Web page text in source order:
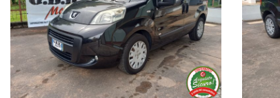
fendinebbia
Tagliandata e Garantita
contatto diretto e WhatsApp 340.57.696.57